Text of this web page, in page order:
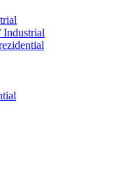
Industrial